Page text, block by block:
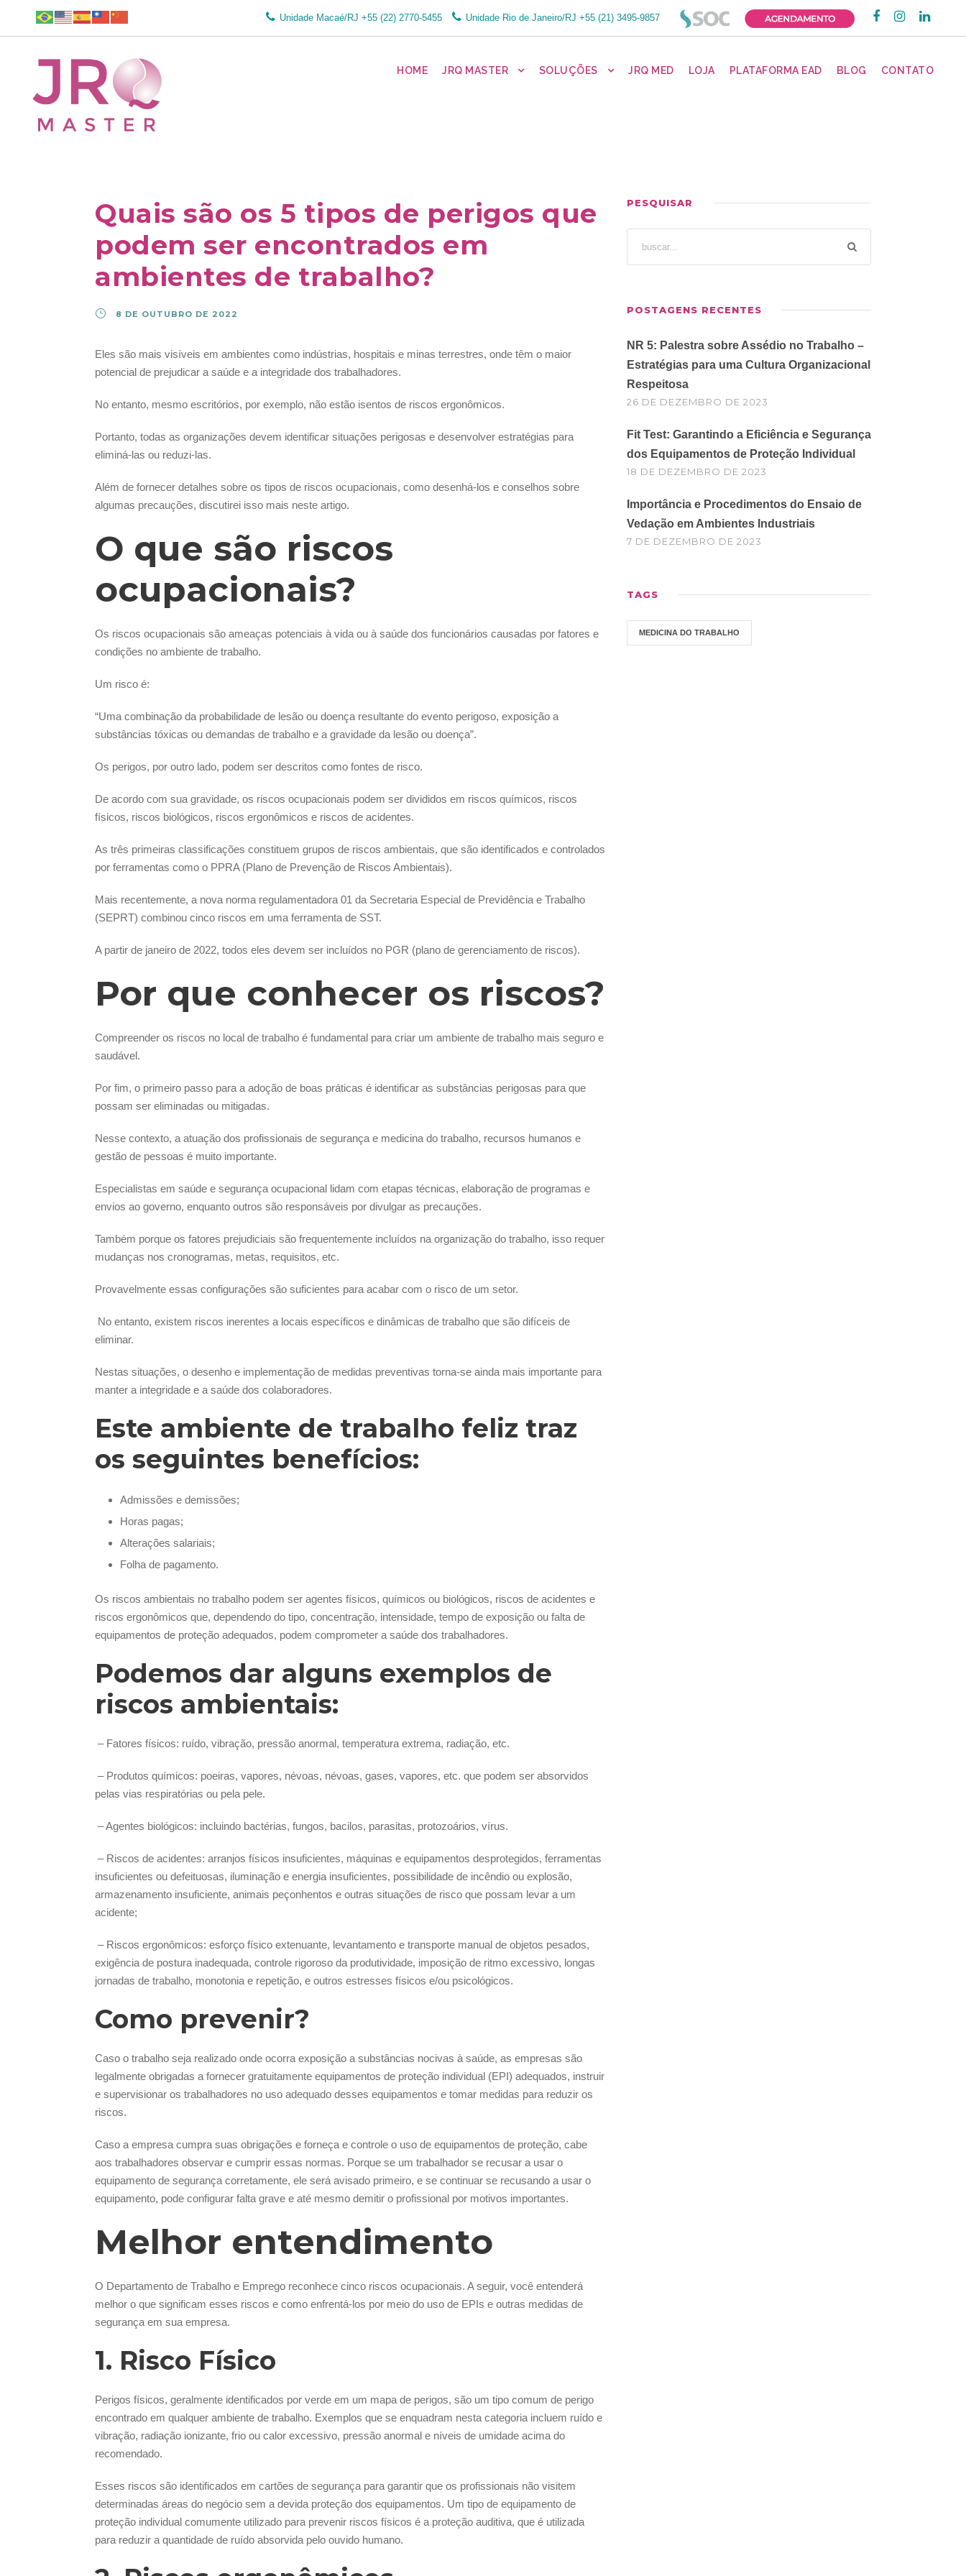
Unidade Macaé/RJ +55 (22) 2770-5455 Unidade Rio de Janeiro/RJ +55 (21) 3495-9857
HOME JRQ MASTER SOLUÇÕES JRQ MED LOJA PLATAFORMA EAD BLOG CONTATO
Quais são os 5 tipos de perigos que
podem ser encontrados em
ambientes de trabalho?
8 DE OUTUBRO DE 2022
Eles são mais visíveis em ambientes como indústrias, hospitais e minas terrestres, onde têm o maior
potencial de prejudicar a saúde e a integridade dos trabalhadores.
No entanto, mesmo escritórios, por exemplo, não estão isentos de riscos ergonômicos.
Portanto, todas as organizações devem identificar situações perigosas e desenvolver estratégias para
eliminá-las ou reduzi-las.
Além de fornecer detalhes sobre os tipos de riscos ocupacionais, como desenhá-los e conselhos sobre
algumas precauções, discutirei isso mais neste artigo.
O que são riscos
ocupacionais?
Os riscos ocupacionais são ameaças potenciais à vida ou à saúde dos funcionários causadas por fatores e
condições no ambiente de trabalho.
Um risco é:
“Uma combinação da probabilidade de lesão ou doença resultante do evento perigoso, exposição a
substâncias tóxicas ou demandas de trabalho e a gravidade da lesão ou doença”.
Os perigos, por outro lado, podem ser descritos como fontes de risco.
De acordo com sua gravidade, os riscos ocupacionais podem ser divididos em riscos químicos, riscos
físicos, riscos biológicos, riscos ergonômicos e riscos de acidentes.
As três primeiras classificações constituem grupos de riscos ambientais, que são identificados e controlados
por ferramentas como o PPRA (Plano de Prevenção de Riscos Ambientais).
Mais recentemente, a nova norma regulamentadora 01 da Secretaria Especial de Previdência e Trabalho
(SEPRT) combinou cinco riscos em uma ferramenta de SST.
A partir de janeiro de 2022, todos eles devem ser incluídos no PGR (plano de gerenciamento de riscos).
Por que conhecer os riscos?
Compreender os riscos no local de trabalho é fundamental para criar um ambiente de trabalho mais seguro e
saudável.
Por fim, o primeiro passo para a adoção de boas práticas é identificar as substâncias perigosas para que
possam ser eliminadas ou mitigadas.
Nesse contexto, a atuação dos profissionais de segurança e medicina do trabalho, recursos humanos e
gestão de pessoas é muito importante.
Especialistas em saúde e segurança ocupacional lidam com etapas técnicas, elaboração de programas e
envios ao governo, enquanto outros são responsáveis por divulgar as precauções.
Também porque os fatores prejudiciais são frequentemente incluídos na organização do trabalho, isso requer
mudanças nos cronogramas, metas, requisitos, etc.
Provavelmente essas configurações são suficientes para acabar com o risco de um setor.
No entanto, existem riscos inerentes a locais específicos e dinâmicas de trabalho que são difíceis de
eliminar.
Nestas situações, o desenho e implementação de medidas preventivas torna-se ainda mais importante para
manter a integridade e a saúde dos colaboradores.
Este ambiente de trabalho feliz traz
os seguintes benefícios:
Admissões e demissões;
Horas pagas;
Alterações salariais;
Folha de pagamento.
Os riscos ambientais no trabalho podem ser agentes físicos, químicos ou biológicos, riscos de acidentes e
riscos ergonômicos que, dependendo do tipo, concentração, intensidade, tempo de exposição ou falta de
equipamentos de proteção adequados, podem comprometer a saúde dos trabalhadores.
Podemos dar alguns exemplos de
riscos ambientais:
– Fatores físicos: ruído, vibração, pressão anormal, temperatura extrema, radiação, etc.
– Produtos químicos: poeiras, vapores, névoas, névoas, gases, vapores, etc. que podem ser absorvidos
pelas vias respiratórias ou pela pele.
– Agentes biológicos: incluindo bactérias, fungos, bacilos, parasitas, protozoários, vírus.
– Riscos de acidentes: arranjos físicos insuficientes, máquinas e equipamentos desprotegidos, ferramentas
insuficientes ou defeituosas, iluminação e energia insuficientes, possibilidade de incêndio ou explosão,
armazenamento insuficiente, animais peçonhentos e outras situações de risco que possam levar a um
acidente;
– Riscos ergonômicos: esforço físico extenuante, levantamento e transporte manual de objetos pesados,
exigência de postura inadequada, controle rigoroso da produtividade, imposição de ritmo excessivo, longas
jornadas de trabalho, monotonia e repetição, e outros estresses físicos e/ou psicológicos.
Como prevenir?
Caso o trabalho seja realizado onde ocorra exposição a substâncias nocivas à saúde, as empresas são
legalmente obrigadas a fornecer gratuitamente equipamentos de proteção individual (EPI) adequados, instruir
e supervisionar os trabalhadores no uso adequado desses equipamentos e tomar medidas para reduzir os
riscos.
Caso a empresa cumpra suas obrigações e forneça e controle o uso de equipamentos de proteção, cabe
aos trabalhadores observar e cumprir essas normas. Porque se um trabalhador se recusar a usar o
equipamento de segurança corretamente, ele será avisado primeiro, e se continuar se recusando a usar o
equipamento, pode configurar falta grave e até mesmo demitir o profissional por motivos importantes.
Melhor entendimento
O Departamento de Trabalho e Emprego reconhece cinco riscos ocupacionais. A seguir, você entenderá
melhor o que significam esses riscos e como enfrentá-los por meio do uso de EPIs e outras medidas de
segurança em sua empresa.
1. Risco Físico
Perigos físicos, geralmente identificados por verde em um mapa de perigos, são um tipo comum de perigo
encontrado em qualquer ambiente de trabalho. Exemplos que se enquadram nesta categoria incluem ruído e
vibração, radiação ionizante, frio ou calor excessivo, pressão anormal e níveis de umidade acima do
recomendado.
Esses riscos são identificados em cartões de segurança para garantir que os profissionais não visitem
determinadas áreas do negócio sem a devida proteção dos equipamentos. Um tipo de equipamento de
proteção individual comumente utilizado para prevenir riscos físicos é a proteção auditiva, que é utilizada
para reduzir a quantidade de ruído absorvida pelo ouvido humano.
PESQUISAR
POSTAGENS RECENTES
NR 5: Palestra sobre Assédio no Trabalho –
Estratégias para uma Cultura Organizacional
Respeitosa
26 DE DEZEMBRO DE 2023
Fit Test: Garantindo a Eficiência e Segurança
dos Equipamentos de Proteção Individual
18 DE DEZEMBRO DE 2023
Importância e Procedimentos do Ensaio de
Vedação em Ambientes Industriais
7 DE DEZEMBRO DE 2023
TAGS
MEDICINA DO TRABALHO